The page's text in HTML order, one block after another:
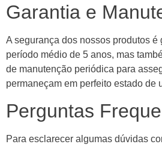
Garantia e
A segurança dos nossos produtos é
período médio de 5 anos, mas
de manutenção periódica para
permaneçam em perfeito estado de
Perguntas
Para esclarecer algumas dúvidas